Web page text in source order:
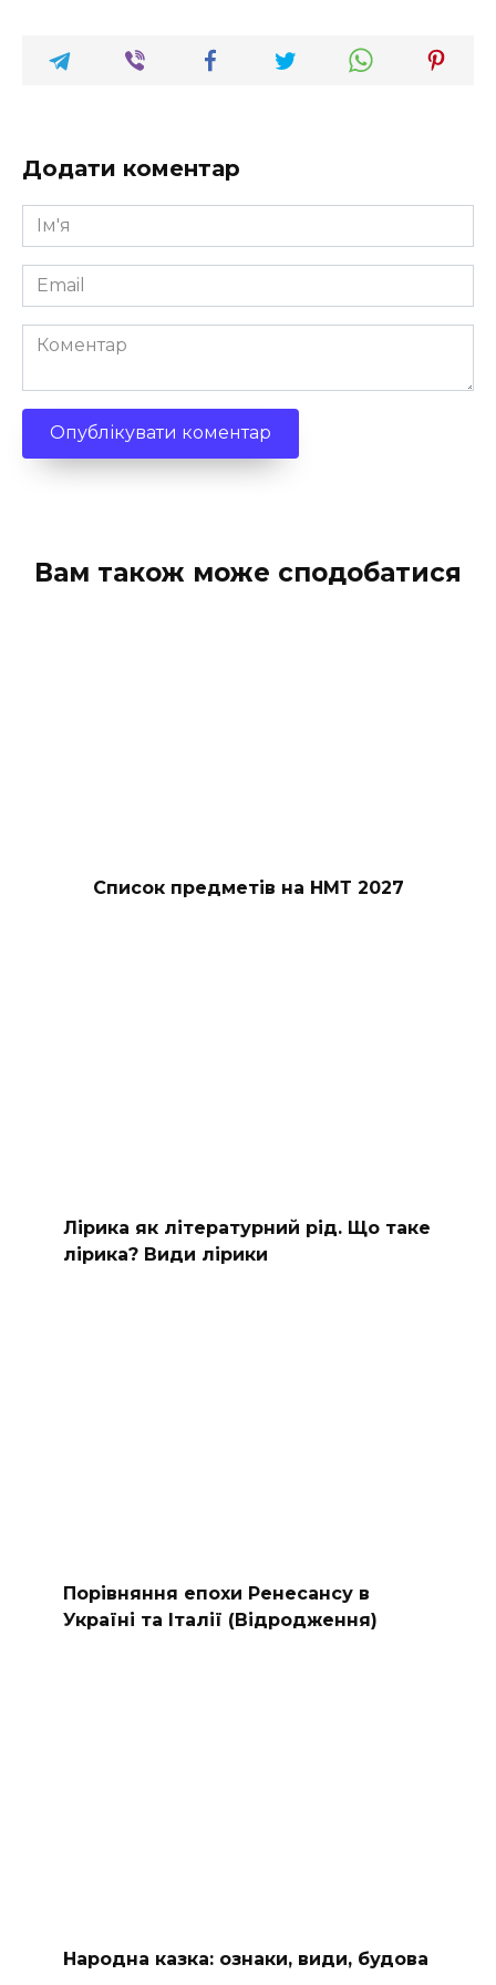
Додати коментар
Ім'я
*
Email
*
Коментар
Вам також може сподобатися
Список предметів на НМТ 2027
Лірика як літературний рід. Що таке
лірика? Види лірики
Порівняння епохи Ренесансу в
Україні та Італії (Відродження)
Народна казка: ознаки, види, будова